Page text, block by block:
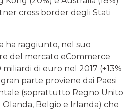
cross border degli Stati
ha raggiunto, nel suo
del mercato eCommerce
di euro nel 2017 (+13%
parte proviene dai Paesi
(soprattutto Regno Unito
Olanda, Belgio e Irlanda) che